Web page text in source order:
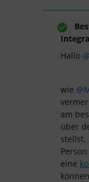
Hallo
wie
am
über
stellst.
eine